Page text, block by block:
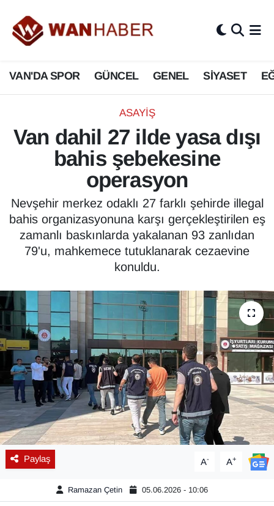
VAN'DA SPOR GÜNCEL GENEL SİYASET
ASAYİŞ
Van dahil 27 ilde yasa dışı
bahis şebekesine
operasyon
Nevşehir merkez odaklı 27 farklı şehirde illegal
bahis organizasyonuna karşı gerçekleştirilen eş
zamanlı baskınlarda yakalanan 93 zanlıdan
79'u, mahkemece tutuklanarak cezaevine
konuldu.
Paylaş A- A+
Ramazan Çetin 05.06.2026 - 10:06
3.SAYFA
ASAYİŞ
BİLİM VE TEKNOLOJİ
Biyografi
ÇEVRE
Deprem
Dernekler, Odalar
Diğer
DÜNYA
EĞİTİM
EKONOMİ
Eleman
Emlak
En çok konuşulanlar
Van Nöbetçi Eczaneler
Van Hava Durumu
Van Namaz Vakitleri
Van Trafik Yoğunluk Haritası
Süper Lig Puan Durumu ve Fikstür
Tüm Manşetler
Son Dakika Haberleri